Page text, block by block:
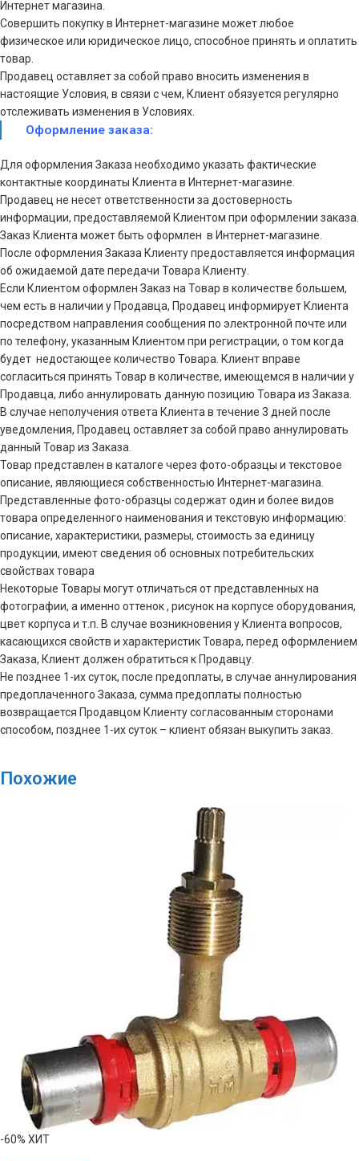
Интернет магазина.
Совершить покупку в Интернет-магазине может любое
физическое или юридическое лицо, способное принять и оплатить
товар.
Продавец оставляет за собой право вносить изменения в
настоящие Условия, в связи с чем, Клиент обязуется регулярно
отслеживать изменения в Условиях.
Оформление заказа:
Для оформления Заказа необходимо указать фактические
контактные координаты Клиента в Интернет-магазине.
Продавец не несет ответственности за достоверность
информации, предоставляемой Клиентом при оформлении заказа.
Заказ Клиента может быть оформлен в Интернет-магазине.
После оформления Заказа Клиенту предоставляется информация
об ожидаемой дате передачи Товара Клиенту.
Если Клиентом оформлен Заказ на Товар в количестве большем,
чем есть в наличии у Продавца, Продавец информирует Клиента
посредством направления сообщения по электронной почте или
по телефону, указанным Клиентом при регистрации, о том когда
будет недостающее количество Товара. Клиент вправе
согласиться принять Товар в количестве, имеющемся в наличии у
Продавца, либо аннулировать данную позицию Товара из Заказа.
В случае неполучения ответа Клиента в течение 3 дней после
уведомления, Продавец оставляет за собой право аннулировать
данный Товар из Заказа.
Товар представлен в каталоге через фото-образцы и текстовое
описание, являющиеся собственностью Интернет-магазина.
Представленные фото-образцы содержат один и более видов
товара определенного наименования и текстовую информацию:
описание, характеристики, размеры, стоимость за единицу
продукции, имеют сведения об основных потребительских
свойствах товара
Некоторые Товары могут отличаться от представленных на
фотографии, а именно оттенок , рисунок на корпусе оборудования,
цвет корпуса и т.п. В случае возникновения у Клиента вопросов,
касающихся свойств и характеристик Товара, перед оформлением
Заказа, Клиент должен обратиться к Продавцу.
Не позднее 1-их суток, после предоплаты, в случае аннулирования
предоплаченного Заказа, сумма предоплаты полностью
возвращается Продавцом Клиенту согласованным сторонами
способом, позднее 1-их суток – клиент обязан выкупить заказ.
Похожие
-60% ХИТ